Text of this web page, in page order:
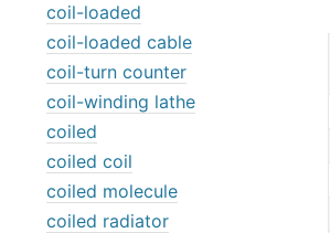
coil-loaded
coil-loaded cable
coil-turn counter
coil-winding lathe
coiled
coiled coil
coiled molecule
coiled radiator